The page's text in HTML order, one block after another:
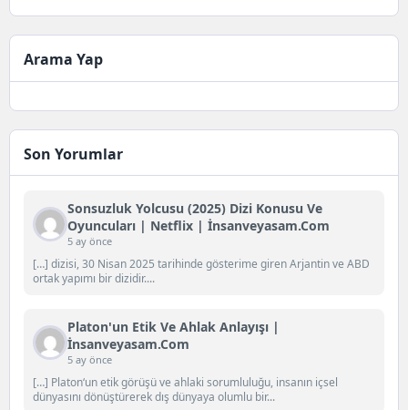
Arama Yap
Son Yorumlar
Sonsuzluk Yolcusu (2025) Dizi Konusu Ve
Oyuncuları | Netflix | İnsanveyasam.com
5 ay önce
[…] dizisi, 30 Nisan 2025 tarihinde gösterime giren Arjantin ve ABD
ortak yapımı bir dizidir....
Platon'un Etik Ve Ahlak Anlayışı |
İnsanveyasam.com
5 ay önce
[…] Platon‘un etik görüşü ve ahlaki sorumluluğu, insanın içsel
dünyasını dönüştürerek dış dünyaya olumlu bir...